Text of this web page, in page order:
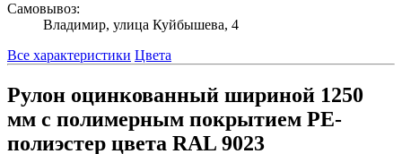
Самовывоз:
Владимир, улица Куйбышева, 4
Все характеристики Цвета
Рулон оцинкованный шириной 1250
мм с полимерным покрытием PE-
полиэстер цвета RAL 9023